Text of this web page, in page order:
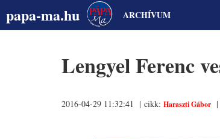
papa-ma.hu ARCHÍVUM
Lengyel Ferenc
2016-04-29 11:32:41 | cikk: Haraszti Gábor |